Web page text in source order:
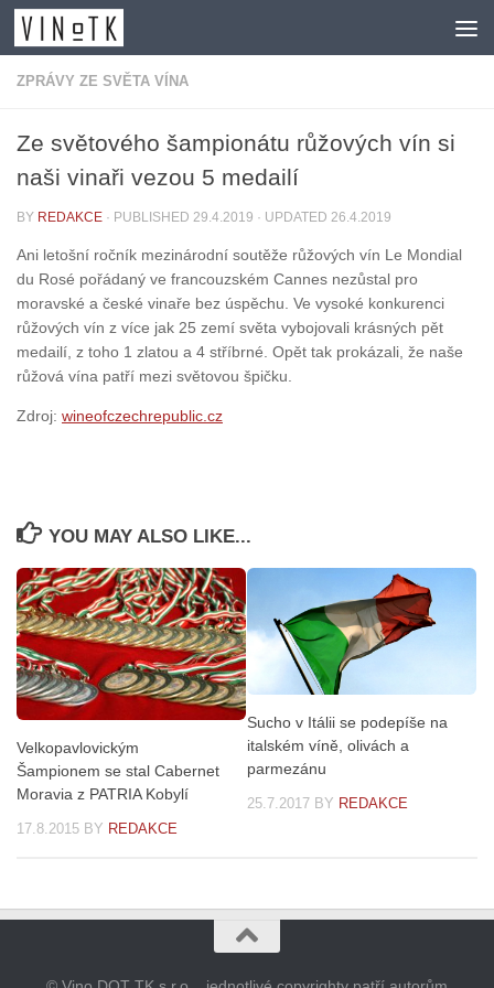
Skip to content
ZPRÁVY ZE SVĚTA VÍNA
Ze světového šampionátu růžových vín si
naši vinaři vezou 5 medailí
BY REDAKCE · PUBLISHED 29.4.2019 · UPDATED 26.4.2019
Ani letošní ročník mezinárodní soutěže růžových vín Le Mondial
du Rosé pořádaný ve francouzském Cannes nezůstal pro
moravské a české vinaře bez úspěchu. Ve vysoké konkurenci
růžových vín z více jak 25 zemí světa vybojovali krásných pět
medailí, z toho 1 zlatou a 4 stříbrné. Opět tak prokázali, že naše
růžová vína patří mezi světovou špičku.
Zdroj: wineofczechrepublic.cz
YOU MAY ALSO LIKE...
Velkopavlovickým
Šampionem se stal Cabernet
Moravia z PATRIA Kobylí
17.8.2015 BY REDAKCE
Sucho v Itálii se podepíše na
italském víně, olivách a
parmezánu
25.7.2017 BY REDAKCE